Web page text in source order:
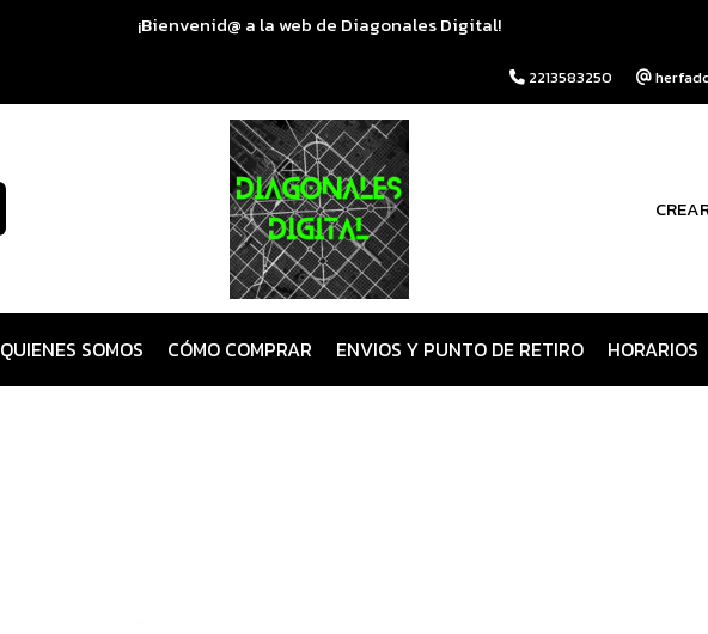
¡Bienvenid@ a la web de Diagonales Digital!
2213583250
QUIENES SOMOS CÓMO COMPRAR ENVIOS Y PUNTO DE RETIRO HORARIOS